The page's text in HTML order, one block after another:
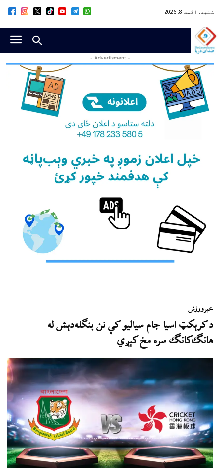
شنبه, اگست 8, 2026
- Advertisment -
خبرورزش
د کرېکټ اسیا جام سیاليو کې نن بنګله‌دېش له
هانګ‌کانګ سره مخ کېږي